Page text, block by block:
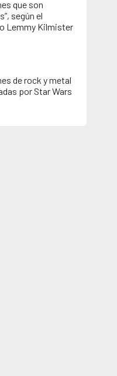
que son
según el
Lemmy Kilmister
de rock y metal
por Star Wars